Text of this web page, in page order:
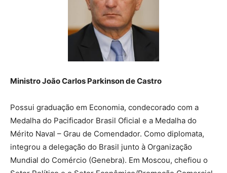
Ministro João Carlos Parkinson de Castro
Possui graduação em Economia, condecorado com a
Medalha do Pacificador Brasil Oficial e a Medalha do
Mérito Naval – Grau de Comendador. Como diplomata,
integrou a delegação do Brasil junto à Organização
Mundial do Comércio (Genebra). Em Moscou, chefiou o